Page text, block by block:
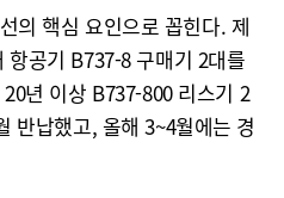
의 핵심 요인으로 꼽힌다. 제
공기 B737-8 구매기 2대를
년 이상 B737-800 리스기 2
반납했고, 올해 3~4월에는 경